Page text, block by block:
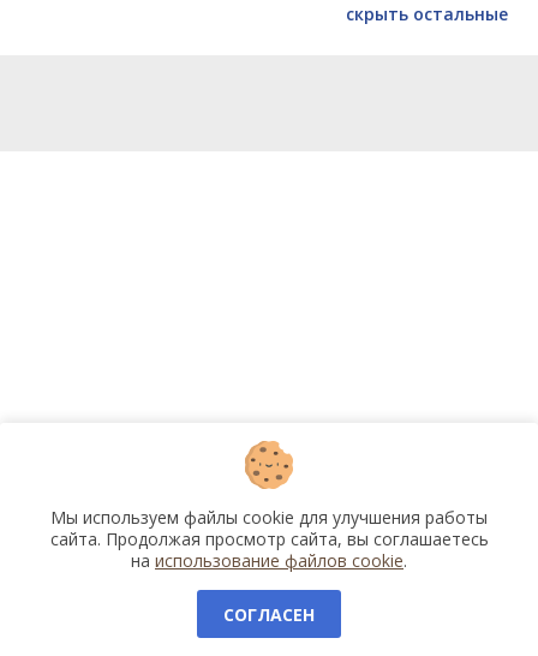
скрыть остальные
Мы используем файлы cookie для улучшения работы
сайта. Продолжая просмотр сайта, вы соглашаетесь
на использование файлов cookie.
СОГЛАСЕН